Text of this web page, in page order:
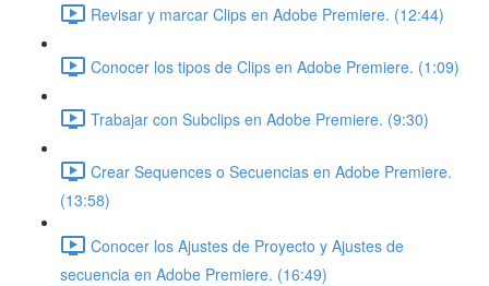
Revisar y marcar Clips en Adobe Premiere. (12:44)
Conocer los tipos de Clips en Adobe Premiere. (1:09)
Trabajar con Subclips en Adobe Premiere. (9:30)
Crear Sequences o Secuencias en Adobe Premiere.
(13:58)
Conocer los Ajustes de Proyecto y Ajustes de
secuencia en Adobe Premiere. (16:49)